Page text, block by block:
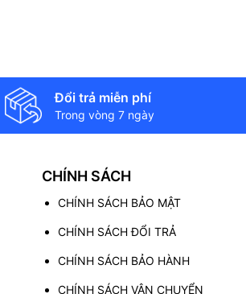
Đổi trả miễn phí
Trong vòng 7 ngày
CHÍNH SÁCH
CHÍNH SÁCH BẢO MẬT
CHÍNH SÁCH ĐỔI TRẢ
CHÍNH SÁCH BẢO HÀNH
CHÍNH SÁCH VẬN CHUYỂN